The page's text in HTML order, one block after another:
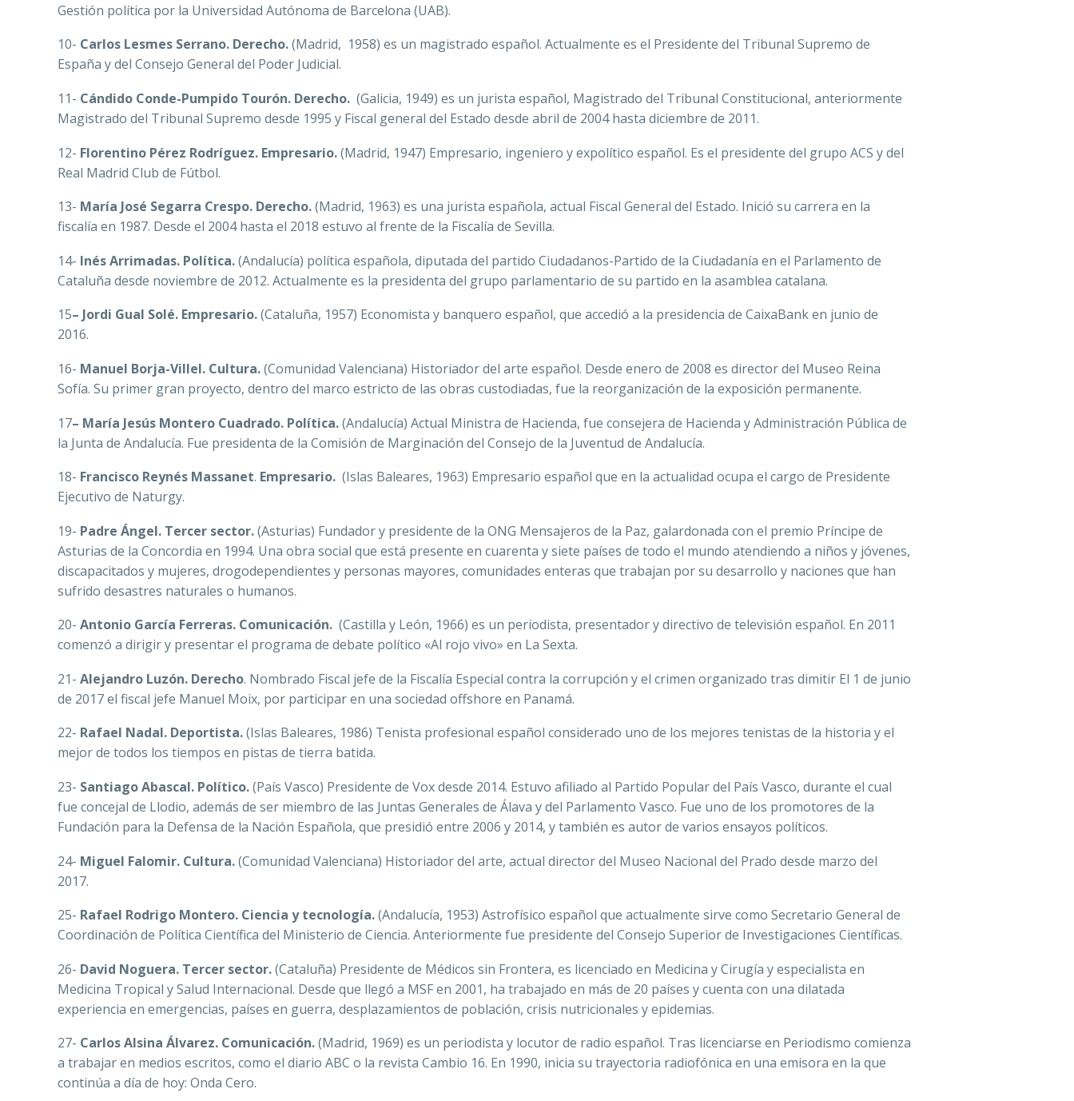
Gestión política por la Universidad Autónoma de Barcelona (UAB).
10- Carlos Lesmes Serrano. Derecho.(Madrid, 1958) es un magistrado español. Actualmente es el Presidente del Tribunal Supremo de
España y del Consejo General del Poder Judicial.
11- Cándido Conde-Pumpido Tourón. Derecho. (Galicia, 1949) es un jurista español, Magistrado del Tribunal Constitucional, anteriormente
Magistrado del Tribunal Supremo desde 1995 y Fiscal general del Estado desde abril de 2004 hasta diciembre de 2011.
12- Florentino Pérez Rodríguez. Empresario.(Madrid, 1947) Empresario, ingeniero y expolítico español. Es el presidente del grupo ACS y del
Real Madrid Club de Fútbol.
13- María José Segarra Crespo. Derecho.(Madrid, 1963) es una jurista española, actual Fiscal General del Estado. Inició su carrera en la
fiscalía en 1987. Desde el 2004 hasta el 2018 estuvo al frente de la Fiscalía de Sevilla.
14- Inés Arrimadas. Política.(Andalucía) política española, diputada del partido Ciudadanos-Partido de la Ciudadanía en el Parlamento de
Cataluña desde noviembre de 2012. Actualmente es la presidenta del grupo parlamentario de su partido en la asamblea catalana.
15– Jordi Gual Solé. Empresario.(Cataluña, 1957) Economista y banquero español, que accedió a la presidencia de CaixaBank en junio de
2016.
16- Manuel Borja-Villel. Cultura.(Comunidad Valenciana) Historiador del arte español. Desde enero de 2008 es director del Museo Reina
Sofía. Su primer gran proyecto, dentro del marco estricto de las obras custodiadas, fue la reorganización de la exposición permanente.
17– María Jesús Montero Cuadrado. Política.(Andalucía) Actual Ministra de Hacienda, fue consejera de Hacienda y Administración Pública de
la Junta de Andalucía. Fue presidenta de la Comisión de Marginación del Consejo de la Juventud de Andalucía.
18- Francisco Reynés Massanet. Empresario. (Islas Baleares, 1963) Empresario español que en la actualidad ocupa el cargo de Presidente
Ejecutivo de Naturgy.
19- Padre Ángel. Tercer sector.(Asturias) Fundador y presidente de la ONG Mensajeros de la Paz, galardonada con el premio Príncipe de
Asturias de la Concordia en 1994. Una obra social que está presente en cuarenta y siete países de todo el mundo atendiendo a niños y jóvenes,
discapacitados y mujeres, drogodependientes y personas mayores, comunidades enteras que trabajan por su desarrollo y naciones que han
sufrido desastres naturales o humanos.
20- Antonio García Ferreras. Comunicación. (Castilla y León, 1966) es un periodista, presentador y directivo de televisión español. En 2011
comenzó a dirigir y presentar el programa de debate político «Al rojo vivo» en La Sexta.
21- Alejandro Luzón. Derecho. Nombrado Fiscal jefe de la Fiscalía Especial contra la corrupción y el crimen organizado tras dimitir El 1 de junio
de 2017 el fiscal jefe Manuel Moix, por participar en una sociedad offshore en Panamá.
22- Rafael Nadal. Deportista.(Islas Baleares, 1986) Tenista profesional español considerado uno de los mejores tenistas de la historia y el
mejor de todos los tiempos en pistas de tierra batida.​​​​
23- Santiago Abascal. Político.(País Vasco) Presidente de Vox desde 2014. Estuvo afiliado al Partido Popular del País Vasco, durante el cual
fue concejal de Llodio, además de ser miembro de las Juntas Generales de Álava y del Parlamento Vasco. Fue uno de los promotores de la
Fundación para la Defensa de la Nación Española, que presidió entre 2006 y 2014, y también es autor de varios ensayos políticos.
24- Miguel Falomir. Cultura.(Comunidad Valenciana) Historiador del arte, actual director del Museo Nacional del Prado desde marzo del
2017.
25- Rafael Rodrigo Montero. Ciencia y tecnología.(Andalucía, 1953) Astrofísico español que actualmente sirve como Secretario General de
Coordinación de Política Científica del Ministerio de Ciencia. Anteriormente fue presidente del Consejo Superior de Investigaciones Científicas.
26- David Noguera. Tercer sector.(Cataluña) Presidente de Médicos sin Frontera, es licenciado en Medicina y Cirugía y especialista en
Medicina Tropical y Salud Internacional. Desde que llegó a MSF en 2001, ha trabajado en más de 20 países y cuenta con una dilatada
experiencia en emergencias, países en guerra, desplazamientos de población, crisis nutricionales y epidemias.
27- Carlos Alsina Álvarez. Comunicación.(Madrid, 1969) es un periodista y locutor de radio español. Tras licenciarse en Periodismo comienza
a trabajar en medios escritos, como el diario ABC o la revista Cambio 16. En 1990, inicia su trayectoria radiofónica en una emisora en la que
continúa a día de hoy: Onda Cero.